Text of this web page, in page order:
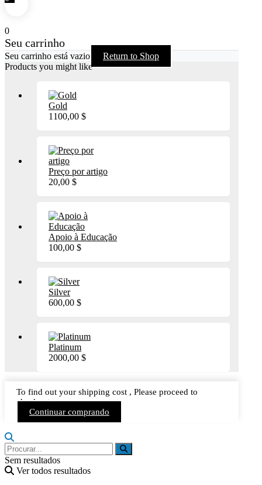
0
Seu carrinho
Seu carrinho está vazio
Return to Shop
Products you might like
Gold
1100,00 $
Preço por artigo
20,00 $
Apoio à Educação
100,00 $
Silver
600,00 $
Platinum
2000,00 $
To find out your shipping cost , Please proceed to
checkout.
Continuar comprando
Sem resultados
Ver todos resultados